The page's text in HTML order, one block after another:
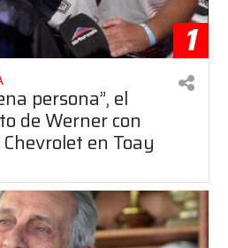
1
persona”, el
de Werner con
en Toay